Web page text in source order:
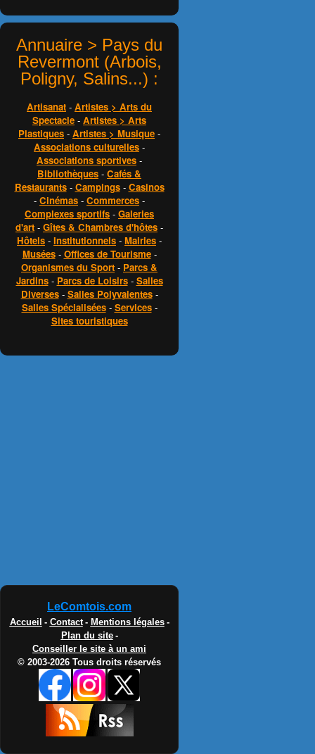
Annuaire > Pays du
Revermont (Arbois,
Poligny, Salins...) :
Artisanat - Artistes > Arts du
Spectacle - Artistes > Arts
Plastiques - Artistes > Musique -
Associations culturelles -
Associations sportives -
Bibliothèques - Cafés &
Restaurants- Campings- Casinos
- Cinémas - Commerces -
Complexes sportifs - Galeries
d'art - Gîtes & Chambres d'hôtes -
Hôtels - Institutionnels - Mairies -
Musées- Offices de Tourisme-
Organismes du Sport - Parcs &
Jardins- Parcs de Loisirs- Salles
Diverses- Salles Polyvalentes-
Salles Spécialisées- Services-
Sites touristiques
LeComtois.com
Accueil - Contact - Mentions légales -
Plan du site -
Conseiller le site à un ami
© 2003-2026 Tous droits réservés